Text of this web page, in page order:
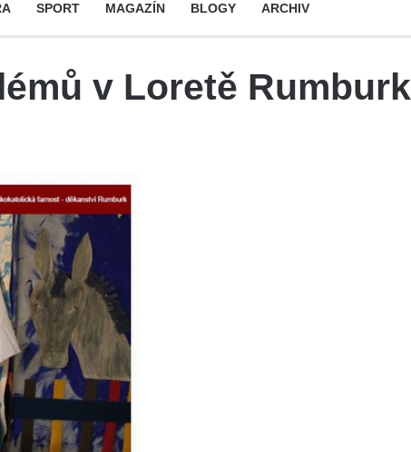
SPORT MAGAZÍN BLOGY ARCHIV
v Loretě Rumburk